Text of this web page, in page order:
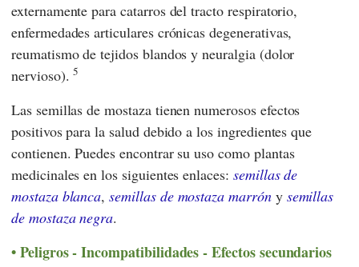
externamente para catarros del tracto respiratorio,
enfermedades articulares crónicas degenerativas,
reumatismo de tejidos blandos y neuralgia (dolor
nervioso).5
Las semillas de mostaza tienen numerosos efectos
positivos para la salud debido a los ingredientes que
contienen. Puedes encontrar su uso como plantas
medicinales en los siguientes enlaces: semillas de
mostaza blanca,semillas de mostaza marróny semillas
de mostaza negra.
Peligros - Incompatibilidades - Efectos secundarios